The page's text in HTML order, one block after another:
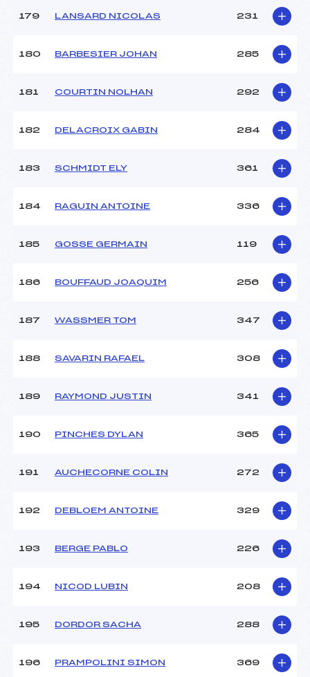
179 LANSARD NICOLAS 231
180 BARBESIER JOHAN 285
181 COURTIN NOLHAN 292
182 DELACROIX GABIN 284
183 SCHMIDT ELY 361
184 RAGUIN ANTOINE 336
185 GOSSE GERMAIN 119
186 BOUFFAUD JOAQUIM 256
187 WASSMER TOM 347
188 SAVARIN RAFAEL 308
189 RAYMOND JUSTIN 341
190 PINCHES DYLAN 365
191 AUCHECORNE COLIN 272
192 DEBLOEM ANTOINE 329
193 BERGE PABLO 226
194 NICOD LUBIN 208
195 DORDOR SACHA 288
196 PRAMPOLINI SIMON 369